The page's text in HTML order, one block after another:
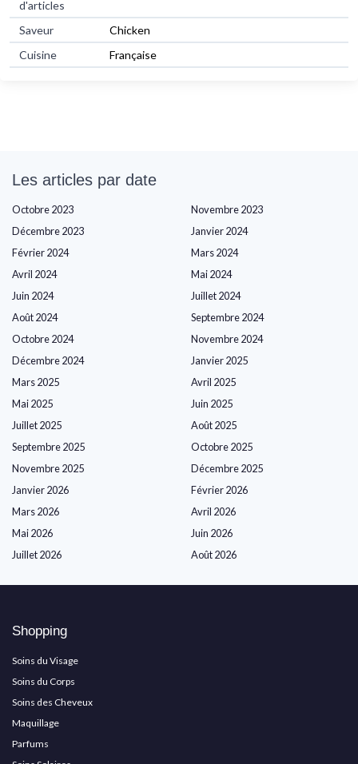
d'articles
Saveur
Chicken
Cuisine
Française
Les articles par date
Octobre 2023
Novembre 2023
Décembre 2023
Janvier 2024
Février 2024
Mars 2024
Avril 2024
Mai 2024
Juin 2024
Juillet 2024
Août 2024
Septembre 2024
Octobre 2024
Novembre 2024
Décembre 2024
Janvier 2025
Mars 2025
Avril 2025
Mai 2025
Juin 2025
Juillet 2025
Août 2025
Septembre 2025
Octobre 2025
Novembre 2025
Décembre 2025
Janvier 2026
Février 2026
Mars 2026
Avril 2026
Mai 2026
Juin 2026
Juillet 2026
Août 2026
Shopping
Soins du Visage
Soins du Corps
Soins des Cheveux
Maquillage
Parfums